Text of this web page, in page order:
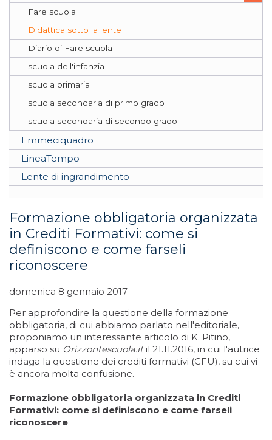
Fare scuola
Didattica sotto la lente
Diario di Fare scuola
scuola dell'infanzia
scuola primaria
scuola secondaria di primo grado
scuola secondaria di secondo grado
Emmeciquadro
LineaTempo
Lente di ingrandimento
Formazione obbligatoria organizzata
in Crediti Formativi: come si
definiscono e come farseli
riconoscere
domenica 8 gennaio 2017
Per approfondire la questione della formazione
obbligatoria, di cui abbiamo parlato nell'editoriale,
proponiamo un interessante articolo di K. Pitino,
apparso su Orizzontescuola.itil 21.11.2016, in cui l'autrice
indaga la questione dei crediti formativi (CFU), su cui vi
è ancora molta confusione.
Formazione obbligatoria organizzata in Crediti
Formativi: come si definiscono e come farseli
riconoscere